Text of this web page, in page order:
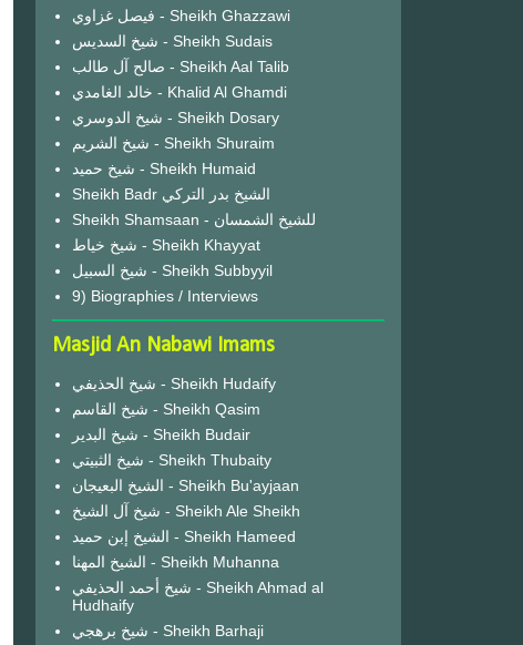
فيصل غزاوي - Sheikh Ghazzawi
شيخ السديس - Sheikh Sudais
صالح آل طالب - Sheikh Aal Talib
خالد الغامدي - Khalid Al Ghamdi
شيخ الدوسري - Sheikh Dosary
شيخ الشريم - Sheikh Shuraim
شيخ حميد - Sheikh Humaid
Sheikh Badr الشيخ بدر التركي
Sheikh Shamsaan - للشيخ الشمسان
شيخ خياط - Sheikh Khayyat
شيخ السبيل - Sheikh Subbyyil
9) Biographies / Interviews
Masjid An Nabawi Imams
شيخ الحذيفي - Sheikh Hudaify
شيخ القاسم - Sheikh Qasim
شيخ البدير - Sheikh Budair
شيخ الثبيتي - Sheikh Thubaity
الشيخ البعيجان - Sheikh Bu'ayjaan
شيخ آل الشيخ - Sheikh Ale Sheikh
الشيخ إبن حميد - Sheikh Hameed
الشيخ المهنا - Sheikh Muhanna
شيخ أحمد الحذيفي - Sheikh Ahmad al
Hudhaify
شيخ برهجي - Sheikh Barhaji